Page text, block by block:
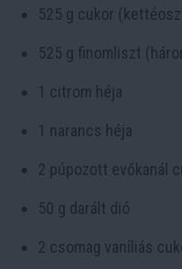
525 g cukor
525 g finomliszt
1 citrom héja
1 narancs héja
2 púpozott evőkanál
50 g darált dió
2 csomag vaníliás